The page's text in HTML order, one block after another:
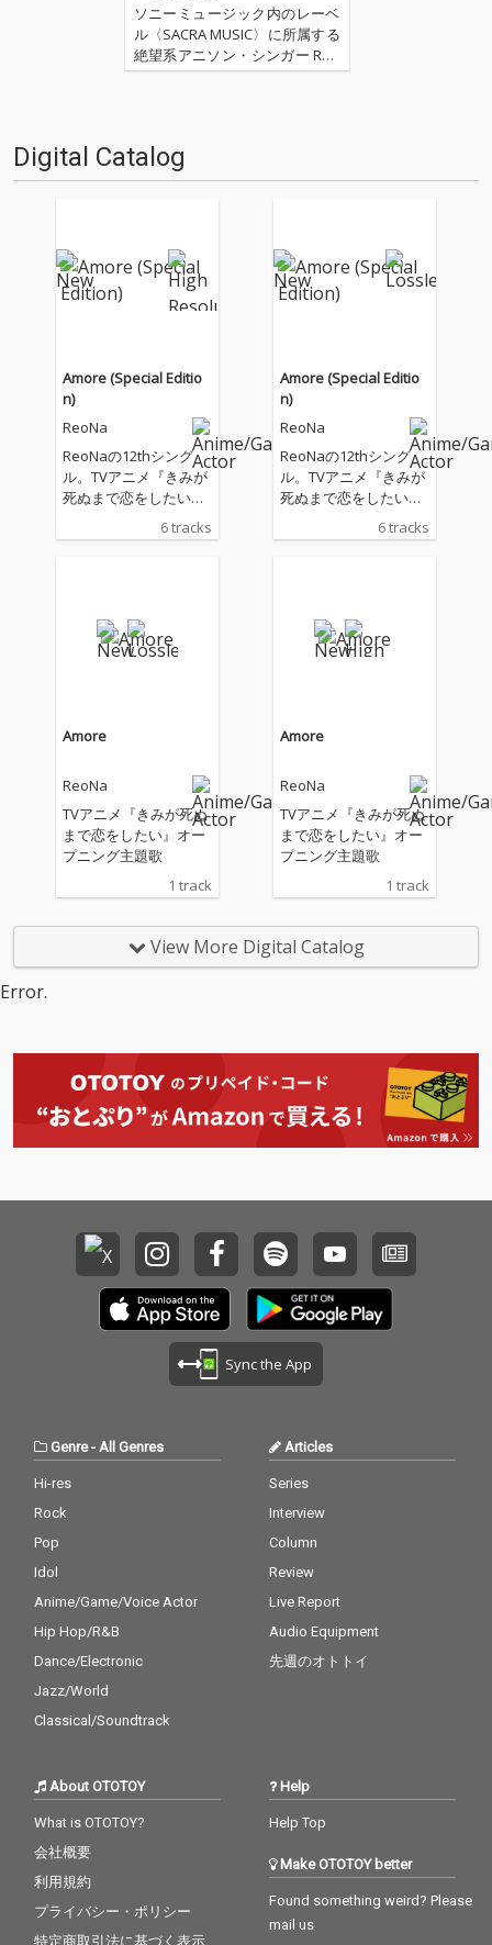
ソニーミュージック内のレーベ
ル〈SACRA MUSIC〉に所属する
絶望系アニソン・シンガー Reo
Na。“神崎エルザ starring ReoN
『ハッピーシュガーラ…
Digital Catalog
Amore (Special Editio
n)
ReoNa
ReoNaの12thシング
ル。TVアニメ『きみが
死ぬまで恋をしたい』
オープニング主題歌を
収録。
6 tracks
Amore (Special Editio
n)
ReoNa
ReoNaの12thシング
ル。TVアニメ『きみが
死ぬまで恋をしたい』
オープニング主題歌を
収録。
6 tracks
Amore
ReoNa
TVアニメ『きみが死ぬ
まで恋をしたい』オー
プニング主題歌
1 track
Amore
ReoNa
TVアニメ『きみが死ぬ
まで恋をしたい』オー
プニング主題歌
1 track
View More Digital Catalog
Error.
Sync the App
Genre-All Genres
Hi-res
Rock
Pop
Idol
Anime/Game/Voice Actor
Hip Hop/R&B
Dance/Electronic
Jazz/World
Classical/Soundtrack
Articles
Series
Interview
Column
Review
Live Report
Audio Equipment
先週のオトトイ
About OTOTOY
What is OTOTOY?
会社概要
利用規約
プライバシー・ポリシー
特定商取引法に基づく表示
Help
Help Top
Make OTOTOY better
Found something weird? Please
mail us